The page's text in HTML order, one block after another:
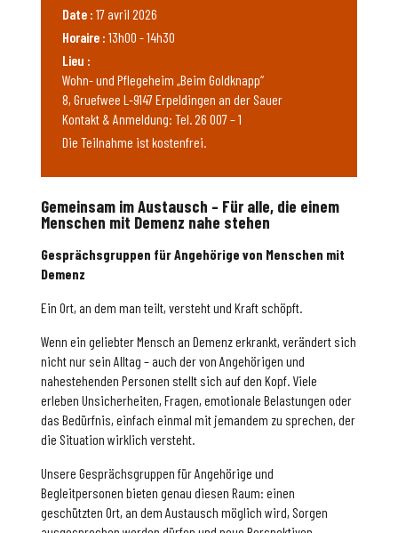
Gemeinsam im Austausch – Für alle, die einem
Menschen mit Demenz nahe stehen
Gesprächsgruppen für Angehörige von Menschen mit
Demenz
Ein Ort, an dem man teilt, versteht und Kraft schöpft.
Wenn ein geliebter Mensch an Demenz erkrankt, verändert sich
nicht nur sein Alltag – auch der von Angehörigen und
nahestehenden Personen stellt sich auf den Kopf. Viele
erleben Unsicherheiten, Fragen, emotionale Belastungen oder
das Bedürfnis, einfach einmal mit jemandem zu sprechen, der
die Situation wirklich versteht.
Unsere Gesprächsgruppen für Angehörige und
Begleitpersonen bieten genau diesen Raum: einen
geschützten Ort, an dem Austausch möglich wird, Sorgen
Date : 17 avril 2026
Horaire : 13h00 - 14h30
Lieu :
Wohn- und Pflegeheim „Beim Goldknapp“
8, Gruefwee L-9147 Erpeldingen an der Sauer
Kontakt & Anmeldung: Tel. 26 007 – 1
Die Teilnahme ist kostenfrei.